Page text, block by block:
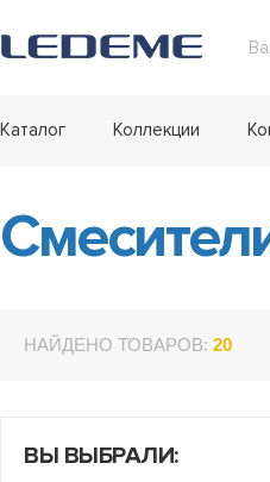
Каталог Коллекции
НАЙДЕНО ТОВАРОВ: 20
ВЫ ВЫБРАЛИ: